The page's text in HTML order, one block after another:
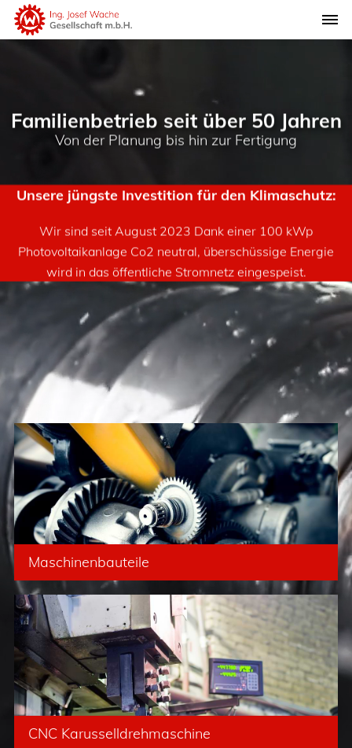
Familienbetrieb seit über 50 Jahren
Von der Planung bis hin zur Fertigung
Unsere jüngste Investition für den Klimaschutz:
Wir sind seit August 2023 Dank einer 100 kWp
Photovoltaikanlage Co2 neutral, überschüssige Energie
wird in das öffentliche Stromnetz eingespeist.
Maschinenbauteile
CNC Karusselldrehmaschine